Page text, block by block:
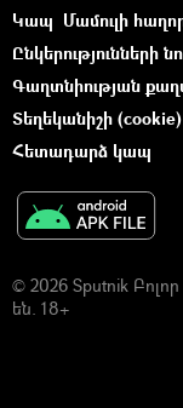
Կապ Մամուլի
Ընկերությունների
Գաղտնիության
Տեղեկանիշի
Հետադարձ կապ
© 2026 Sputnik
են. 18+